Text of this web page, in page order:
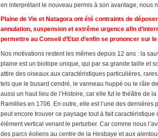
en interprétant le nouveau permis à son avantage, nous
Plaine de Vie et Natagora ont été contraints de
annulation, suspension et extrême urgence afin
permettre au Conseil d’Etat d’enfin se prononcer sur
Nos motivations restent les mêmes depuis 12 ans : la
plaine est un biotope unique, qui par sa grande taille et
attire des oiseaux aux caractéristiques particulières,
tels que le busard cendré, le vanneau huppé ou le râle
aussi un haut lieu de l’Histoire, car elle fut le théâtre de
Ramillies en 1706. En outre, elle est l’une des dernières
peut encore trouver ce paysage tout à fait caractéristique
élément vertical venant le perturber. Car comme nous
des parcs éoliens au centre de la Hesbaye et aux